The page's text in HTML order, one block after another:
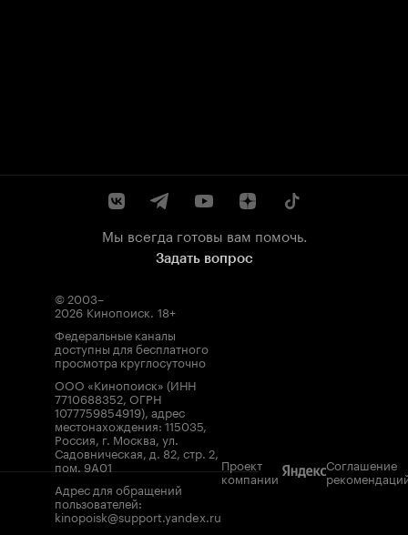
Мы всегда готовы вам помочь.
Задать вопрос
© 2003–
2026 Кинопоиск. 18+
Федеральные каналы
доступны для бесплатного
просмотра круглосуточно
ООО «Кинопоиск» (ИНН
7710688352, ОГРН
1077759854919), адрес
местонахождения: 115035,
Россия, г. Москва, ул.
Садовническая, д. 82, стр. 2,
пом. 9А01
Адрес для обращений
пользователей:
kinopoisk@support.yandex.ru
Проект
компании
Соглашение